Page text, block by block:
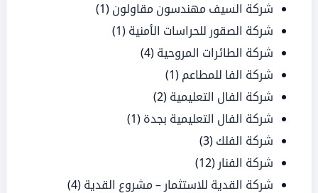
شركة السيف مهندسون مقاولون (1)
شركة الصقور للحراسات الأمنية (1)
شركة الطائرات المروحية (4)
شركة الفا للمطاعم (1)
شركة الفال التعليمية (2)
شركة الفال التعليمية بجدة (1)
شركة الفلك (3)
شركة الفنار (12)
شركة القدية للاستثمار – مشروع القدية (4)